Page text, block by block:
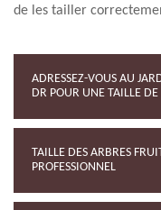
de les tailler
ADRESSEZ-VOUS AU
DR POUR UNE TAILLE
TAILLE DES ARBRES
PROFESSIONNEL